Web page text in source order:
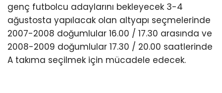
genç futbolcu adaylarını bekleyecek 3-4
ağustosta yapılacak olan altyapı seçmelerinde
2007-2008 doğumlular 16.00 / 17.30 arasında ve
2008-2009 doğumlular 17.30 / 20.00 saatlerinde
A takıma seçilmek için mücadele edecek.